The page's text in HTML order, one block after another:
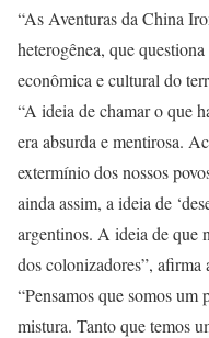
“As Aventuras da China
heterogênea, que
econômica e cultural do
“A ideia de chamar o que
era absurda e mentirosa.
extermínio dos nossos
ainda assim, a ideia de
argentinos. A ideia de que
dos colonizadores”, afirma
“Pensamos que somos um
mistura. Tanto que temos